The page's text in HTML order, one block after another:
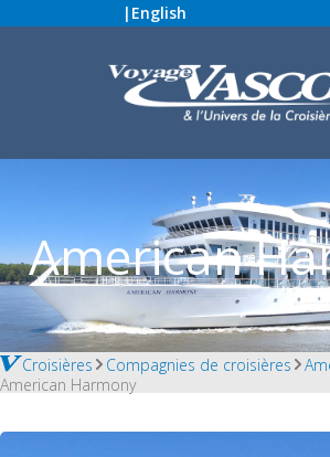
| English
American
Croisières Compagnies de croisières
American Harmony